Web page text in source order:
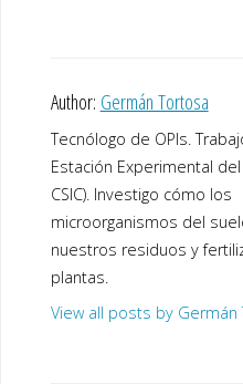
Author: Germán Tortosa
Tecnólogo de OPIs.
Estación Experimental del
CSIC). Investigo cómo los
microorganismos del
nuestros residuos y
plantas.
View all posts by Germán